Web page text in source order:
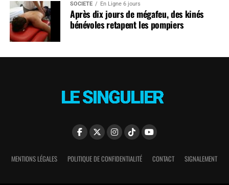
SOCIÉTÉ En Ligne 6 jours
Après dix jours de mégafeu, des kinés
bénévoles retapent les pompiers
MENTIONS LÉGALES POLITIQUE DE CONFIDENTIALITÉ CONTACT SIGNALEMENT